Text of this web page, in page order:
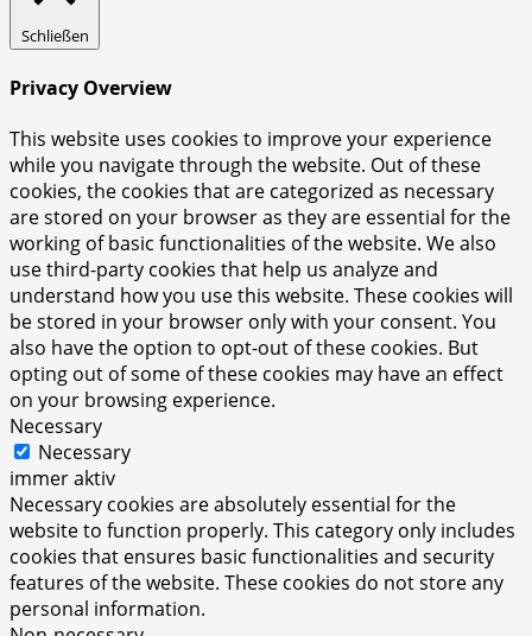
Schließen
Privacy Overview
This website uses cookies to improve your experience
while you navigate through the website. Out of these
cookies, the cookies that are categorized as necessary
are stored on your browser as they are essential for the
working of basic functionalities of the website. We also
use third-party cookies that help us analyze and
understand how you use this website. These cookies will
be stored in your browser only with your consent. You
also have the option to opt-out of these cookies. But
opting out of some of these cookies may have an effect
on your browsing experience.
Necessary
Necessary
immer aktiv
Necessary cookies are absolutely essential for the
website to function properly. This category only includes
cookies that ensures basic functionalities and security
features of the website. These cookies do not store any
personal information.